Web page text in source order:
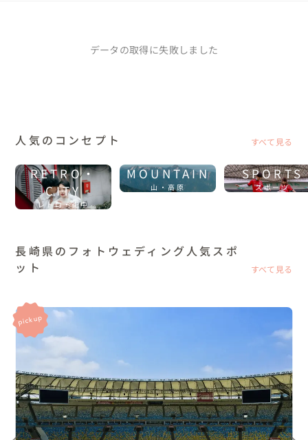
データの取得に失敗しました
人気のコンセプト すべて見る
RETRO・
CITY
レトロ・街中
MOUNTAIN
山・高原
SPORTS
スポーツ
長崎県のフォトウェディング人気スポ
ット
すべて見る